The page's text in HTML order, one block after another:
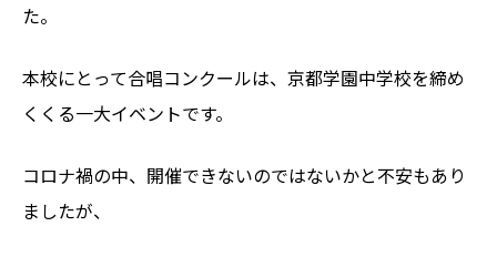
た。
本校にとって合唱コンクールは、京都学園中学校を締め
くくる一大イベントです。
コロナ禍の中、開催できないのではないかと不安もあり
ましたが、